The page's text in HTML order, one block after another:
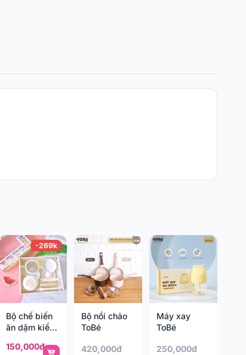
-269k
Bộ chế biến
ăn dặm kiểu
150,000đ
Bộ nồi chảo
ToBé
420,000đ
Máy xay
ToBé
250,000đ